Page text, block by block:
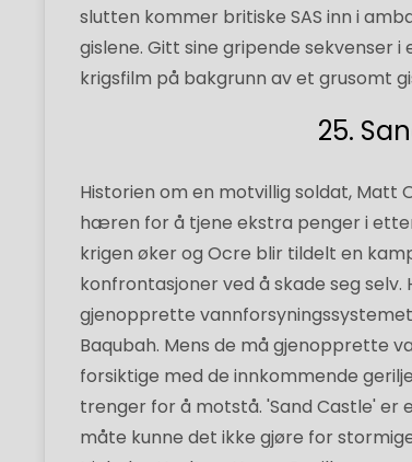
slutten kommer britiske SAS inn i
gislene. Gitt sine gripende sekvenser i
krigsfilm på bakgrunn av et grusomt
25.
Historien om en motvillig soldat, Matt
hæren for å tjene ekstra penger i
krigen øker og Ocre blir tildelt en
konfrontasjoner ved å skade seg
gjenopprette
Baqubah. Mens de må gjenopprette
forsiktige med de innkommende
trenger for å motstå. 'Sand Castle' er
måte kunne det ikke gjøre for